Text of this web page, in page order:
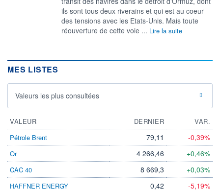
ils sont tous deux riverains et qui est au coeur
des tensions avec les Etats-Unis. Mais toute
réouverture de cette voie ... Lire la suite
MES LISTES
Valeurs les plus consultées
VALEUR DERNIER
VAR.
Pétrole Brent
79,11 -0,39%
Or 4 266,46 +0,46%
CAC 40 8 669,3 +0,03%
HAFFNER ENERGY 0,42 -5,19%